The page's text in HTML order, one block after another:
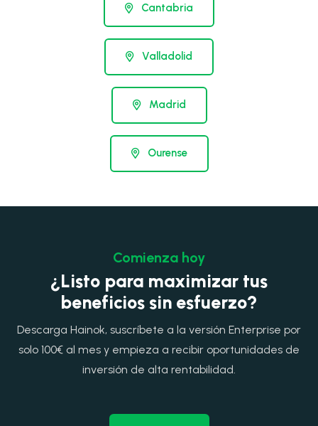
Cantabria
Valladolid
Madrid
Ourense
Comienza hoy
¿Listo para maximizar tus
beneficios sin esfuerzo?
Descarga Hainok, suscríbete a la versión Enterprise por
solo 100€ al mes y empieza a recibir oportunidades de
inversión de alta rentabilidad.